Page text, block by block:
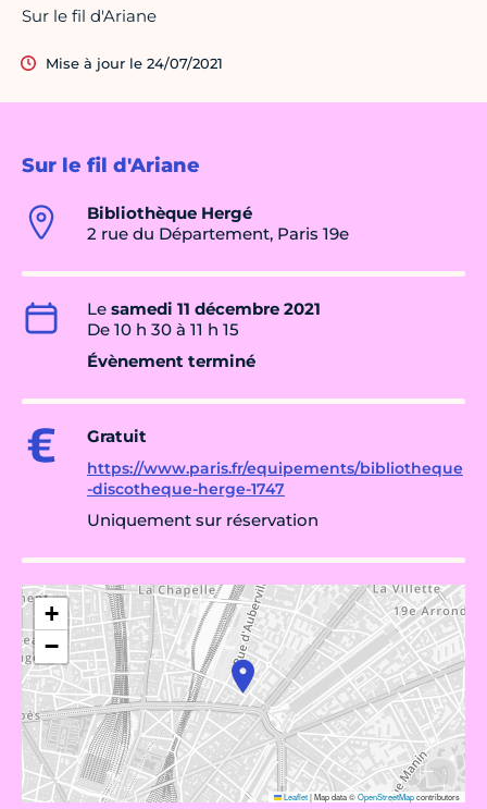
Sur le fil d'Ariane
Bibliothèque Hergé
2 rue du Département, Paris 19e
Le samedi 11 décembre 2021
De 10 h 30 à 11 h 15
Évènement terminé
Gratuit
https://www.paris.fr/equipements/bibliotheque
-discotheque-herge-1747
Uniquement sur réservation
+
−
Leaflet|Map data ©OpenStreetMapcontributors
Sur le fil d'Ariane
Mise à jour le 24/07/2021